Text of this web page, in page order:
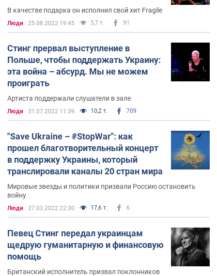
В качестве подарка он исполнил свой хит Fragile
Люди 25.08.2022 19:45 5,7 т. 91
Стинг прервал выступление в
Польше, чтобы поддержать Украину:
эта война – абсурд. Мы не можем
проиграть
Артиста поддержали слушатели в зале
Люди 31.07.2022 11:39 10,2 т. 709
"Save Ukraine – #StopWar": как
прошел благотворительный концерт
в поддержку Украины, который
транслировали каналы 20 стран мира
Мировые звезды и политики призвали Россию остановить
войну
Люди 27.03.2022 22:30 17,6 т. 6
Певец Стинг передал украинцам
щедрую гуманитарную и финансовую
помощь
Британский исполнитель призвал поклонников